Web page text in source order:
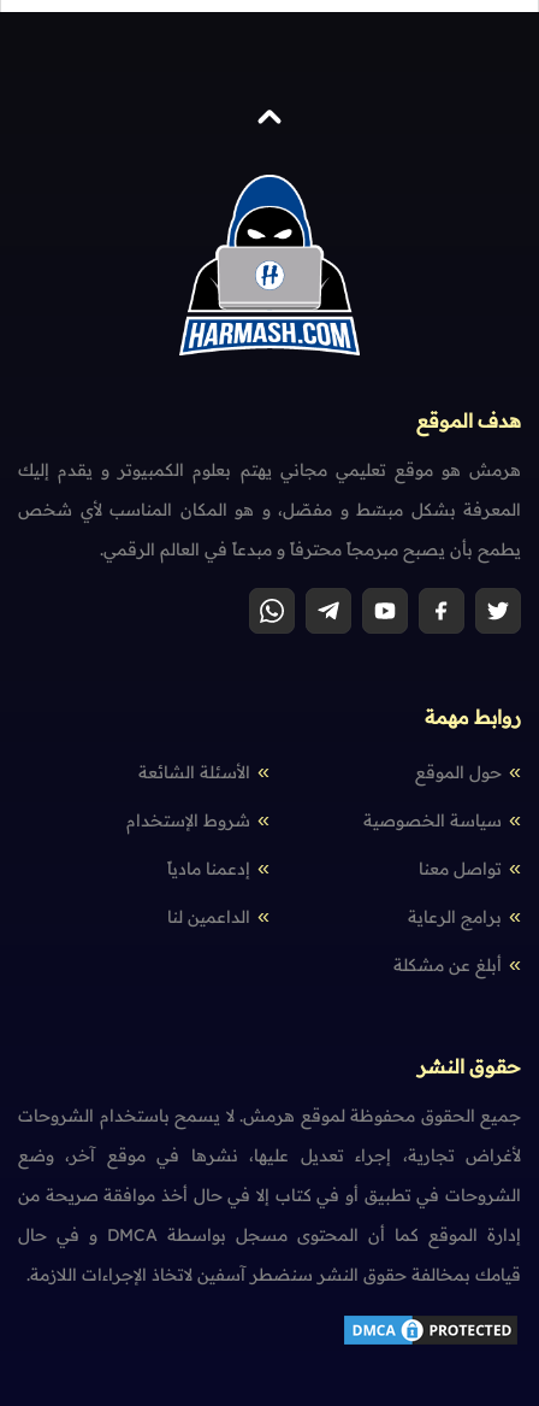
هدف الموقع
هرمش هو موقع تعليمي مجاني يهتم بعلوم الكمبيوتر و يقدم إليك
المعرفة بشكل مبسّط و مفصّل، و هو المكان المناسب لأي شخص
يطمح بأن يصبح مبرمجاً محترفاً و مبدعاً في العالم الرقمي.
روابط مهمة
حول الموقع الأسئلة الشائعة
سياسة الخصوصية شروط الإستخدام
تواصل معنا إدعمنا مادياً
برامج الرعاية الداعمين لنا
أبلغ عن مشكلة
حقوق النشر
جميع الحقوق محفوظة لموقع هرمش. لا يسمح باستخدام الشروحات
لأغراض تجارية، إجراء تعديل عليها، نشرها في موقع آخر، وضع
الشروحات في تطبيق أو في كتاب إلا في حال أخذ موافقة صريحة من
إدارة الموقع كما أن المحتوى مسجل بواسطة DMCA و في حال
قيامك بمخالفة حقوق النشر سنضطر آسفين لاتخاذ الإجراءات اللازمة.